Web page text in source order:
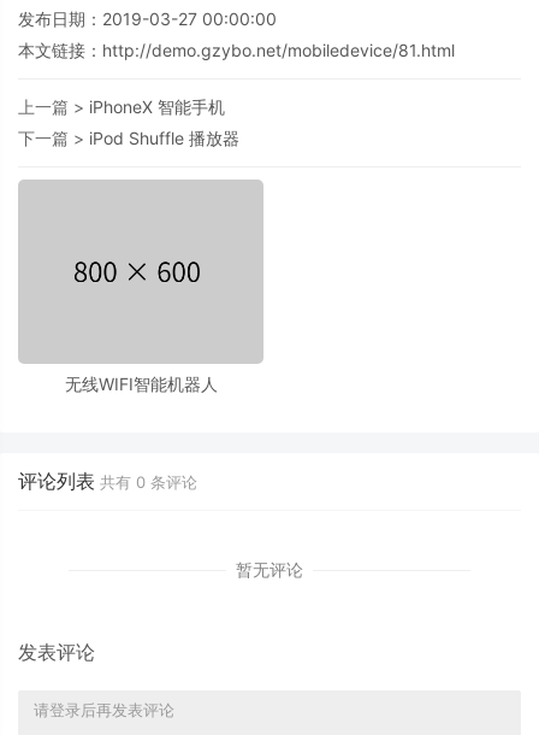
发布日期：2019-03-27 00:00:00
本文链接： http://demo.gzybo.net/mobiledevice/81.html
上一篇 > iPhoneX 智能手机
下一篇 > iPod Shuffle 播放器
无线WIFI智能机器人
评论列表 共有 0 条评论
暂无评论
发表评论